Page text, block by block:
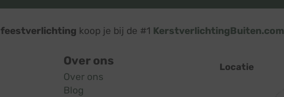
feestverlichting koop je bij de #1 KerstverlichtingBuiten.com
Over ons
Over ons
Blog
Locatie